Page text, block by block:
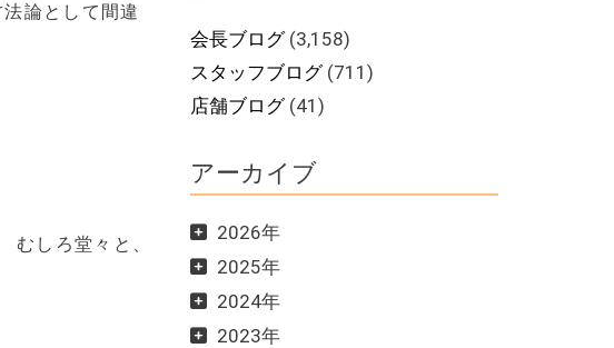
論として間違
むしろ堂々と、
会長ブログ(3,158)
スタッフブログ(711)
店舗ブログ(41)
アーカイブ
2026年
2025年
2024年
2023年